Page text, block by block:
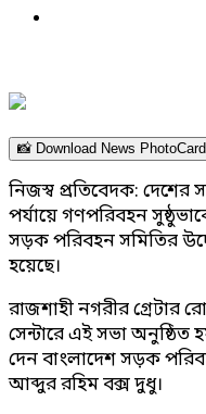
📸 Download News PhotoCard
নিজস্ব প্রতিবেদক: দেশের
পর্যায়ে গণপরিবহন
সড়ক পরিবহন সমিতির
হয়েছে।
রাজশাহী নগরীর গ্রেটার
সেন্টারে এই সভা অনুষ্ঠিত
দেন বাংলাদেশ সড়ক
আব্দুর রহিম বক্স দুধু।